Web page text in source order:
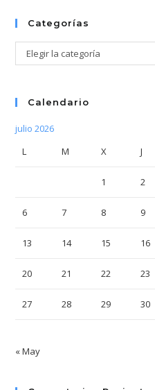
Categorías
Categorías
Elegir la categoría
Calendario
julio 2026
L
M X J
1 2
6 7 8 9
13 14 15 16
20 21 22 23
27 28 29 30
« May